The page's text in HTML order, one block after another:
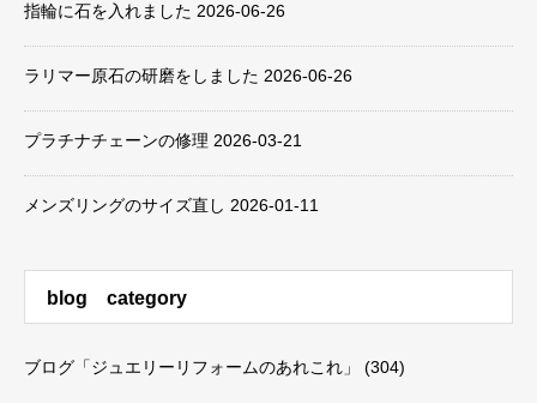
指輪に石を入れました 2026-06-26
ラリマー原石の研磨をしました 2026-06-26
プラチナチェーンの修理 2026-03-21
メンズリングのサイズ直し 2026-01-11
blog category
ブログ「ジュエリーリフォームのあれこれ」 (304)